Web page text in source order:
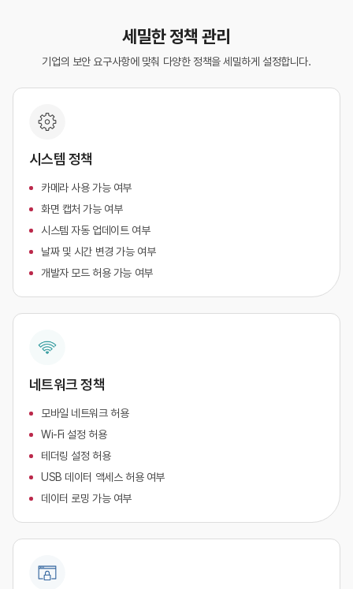
세밀한 정책 관리
기업의 보안 요구사항에 맞춰 다양한 정책을 세밀하게 설정합니다.
시스템 정책
카메라 사용 가능 여부
화면 캡처 가능 여부
시스템 자동 업데이트 여부
날짜 및 시간 변경 가능 여부
개발자 모드 허용 가능 여부
네트워크 정책
모바일 네트워크 허용
Wi-Fi 설정 허용
테더링 설정 허용
USB 데이터 액세스 허용 여부
데이터 로밍 가능 여부